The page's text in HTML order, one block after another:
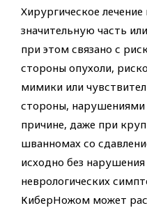
Хирургическое
значительную часть
при этом связано с
стороны опухоли,
мимики или
стороны,
причине, даже при
шванномах со
исходно без
неврологических
КиберНожом может